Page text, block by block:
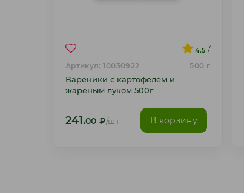
4.5 /
Артикул: 10030922 500 г
Вареники с картофелем и
жареным луком 500г
241.00 ₽/шт В корзину